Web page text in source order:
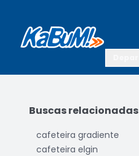
Buscas relacionadas
cafeteira gradiente
cafeteira elgin